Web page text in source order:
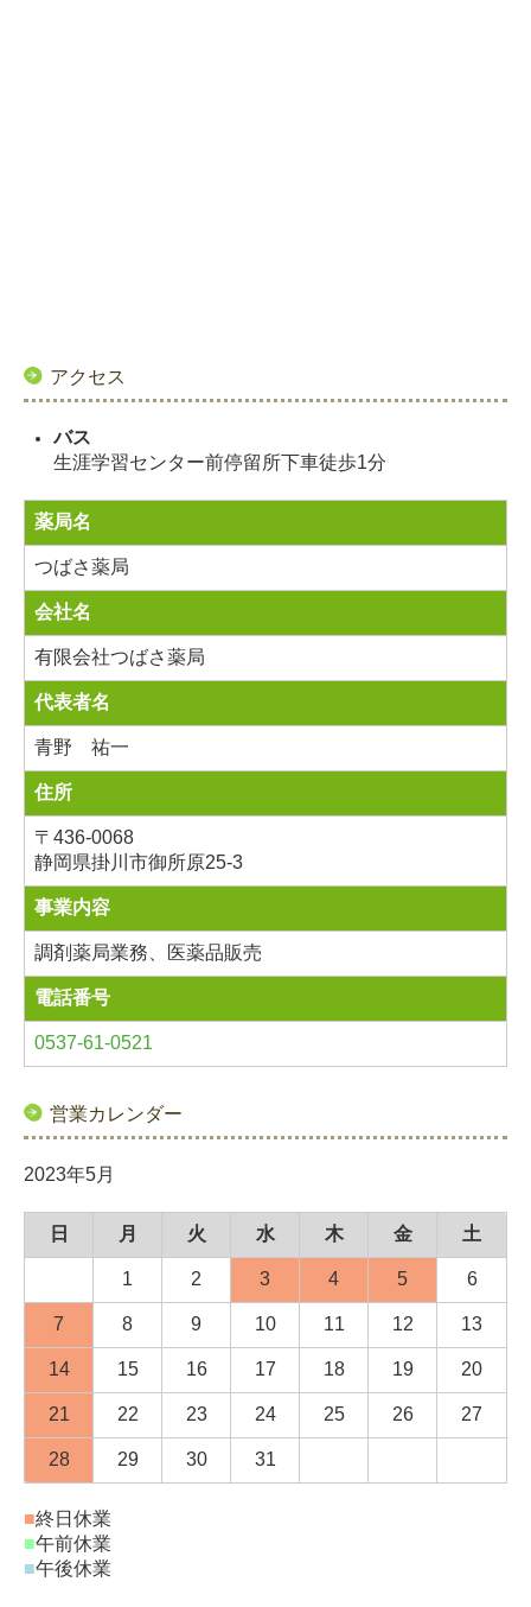
アクセス
バス
生涯学習センター前停留所下車徒歩1分
薬局名
つばさ薬局
会社名
有限会社つばさ薬局
代表者名
青野 祐一
住所
〒436-0068
静岡県掛川市御所原25-3
事業内容
調剤薬局業務、医薬品販売
電話番号
0537-61-0521
営業カレンダー
2023年5月
日 月 火 水 木 金 土
1 2 3 4 5 6
7 8 9 10 11 12 13
14 15 16 17 18 19 20
21 22 23 24 25 26 27
28 29 30 31
■終日休業
■午前休業
■午後休業